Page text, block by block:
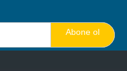
Abone ol